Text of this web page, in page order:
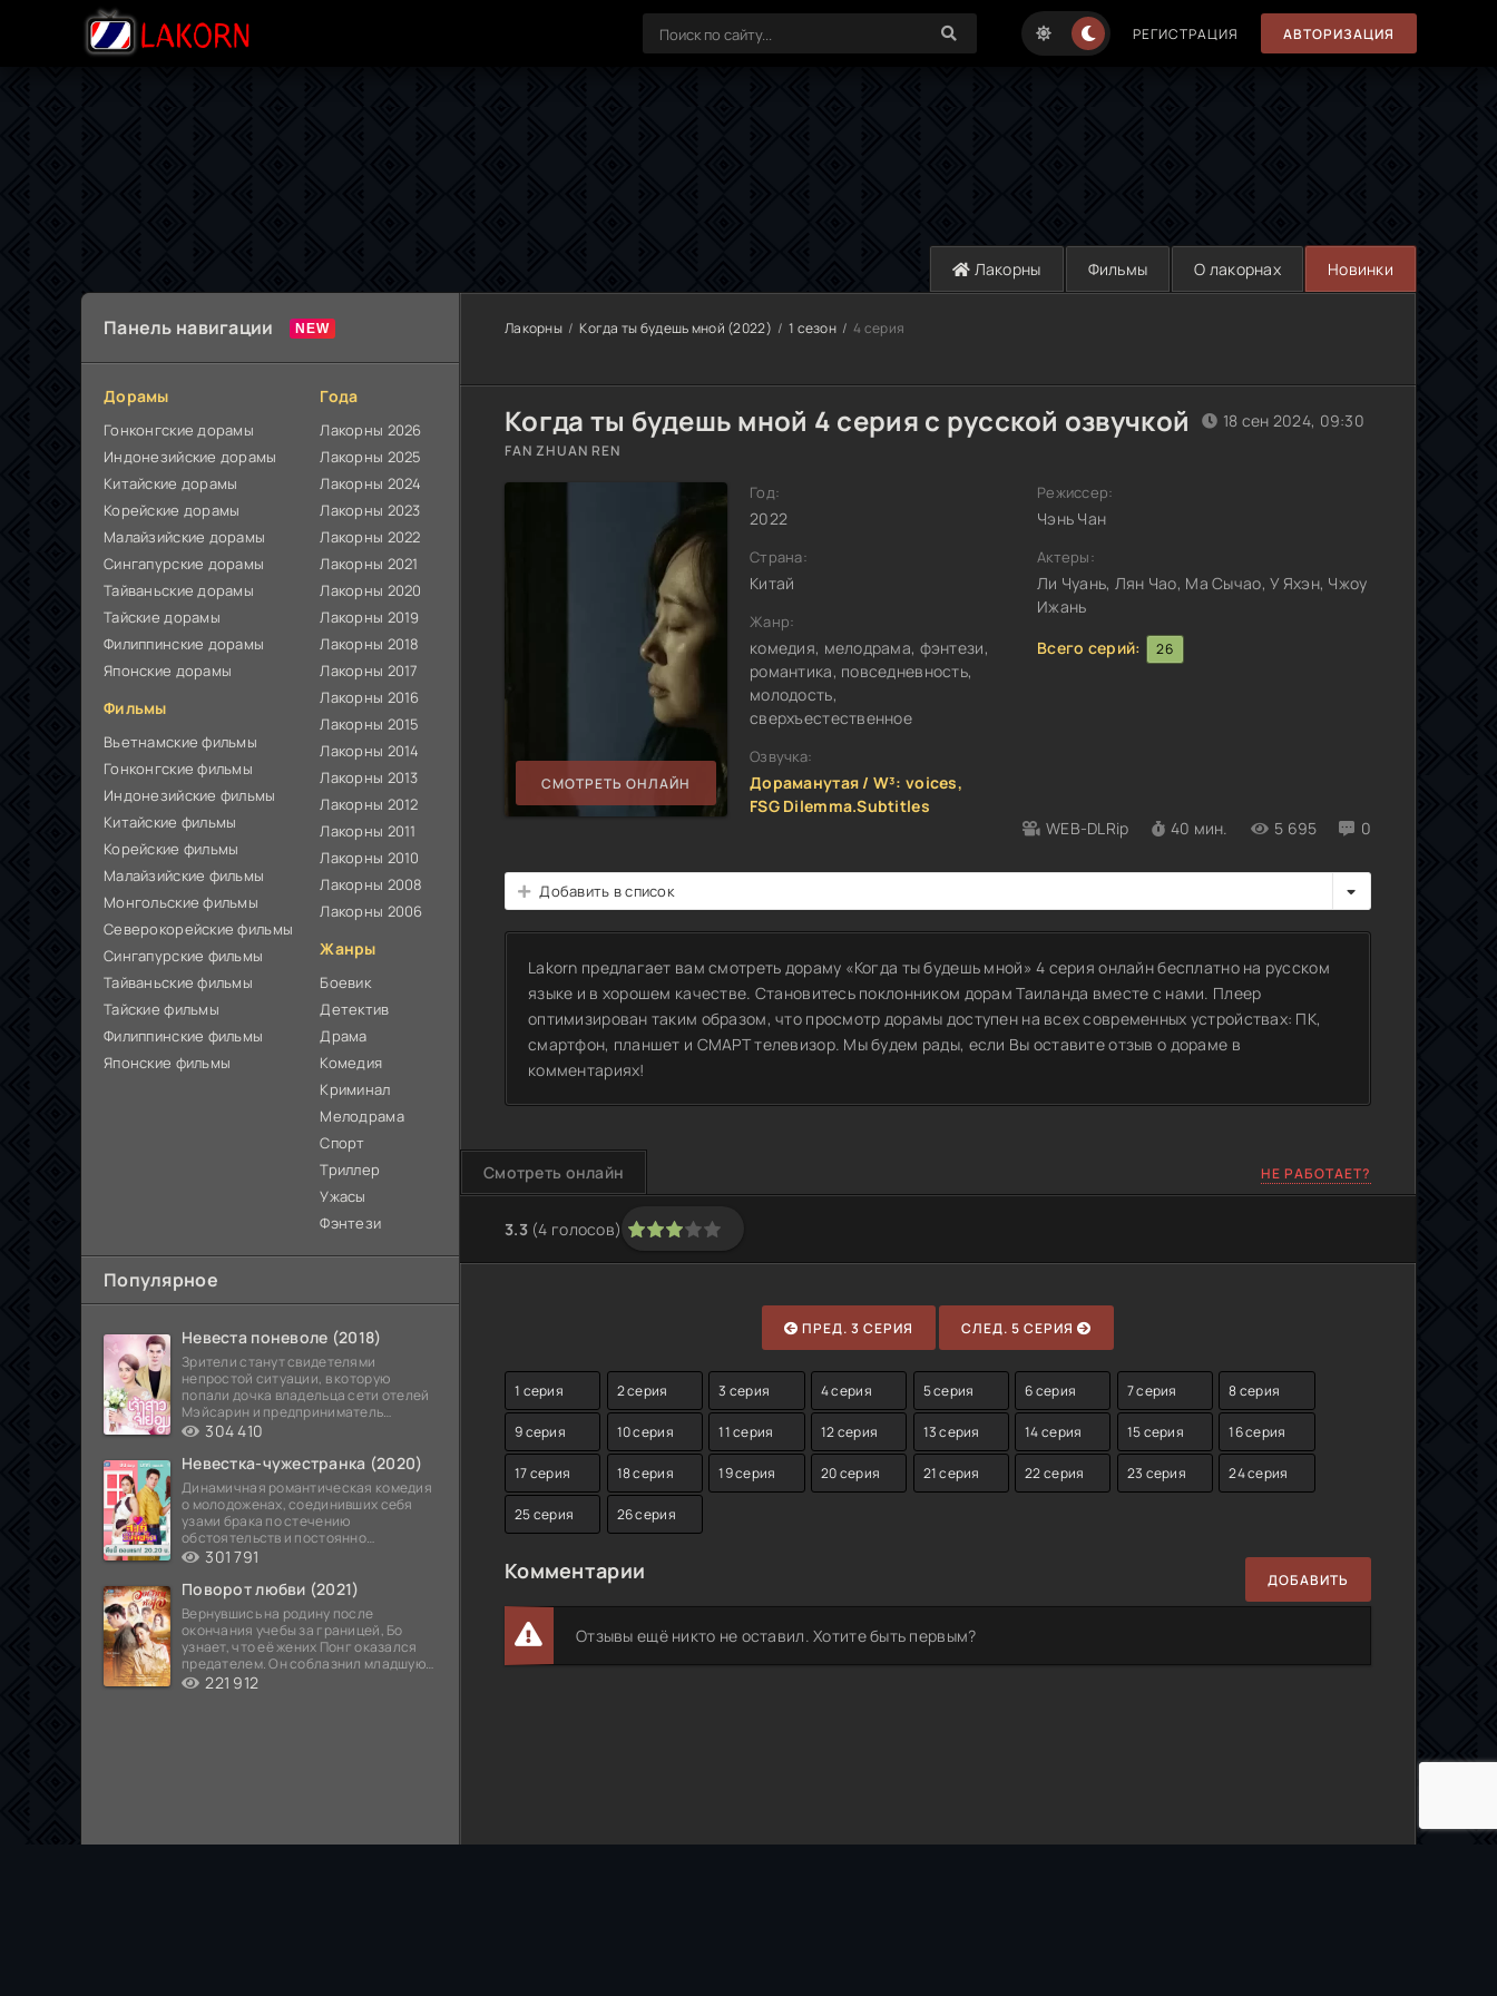
РЕГИСТРАЦИЯ АВТОРИЗАЦИЯ
Лакорны Фильмы О лакорнах Новинки
Панель навигации
Дорамы
Гонконгские дорамы
Индонезийские дорамы
Китайские дорамы
Корейские дорамы
Малайзийские дорамы
Сингапурские дорамы
Тайваньские дорамы
Тайские дорамы
Филиппинские дорамы
Японские дорамы
Фильмы
Вьетнамские фильмы
Гонконгские фильмы
Индонезийские фильмы
Китайские фильмы
Корейские фильмы
Малайзийские фильмы
Монгольские фильмы
Северокорейские фильмы
Сингапурские фильмы
Тайваньские фильмы
Тайские фильмы
Филиппинские фильмы
Японские фильмы
Года
Лакорны 2026
Лакорны 2025
Лакорны 2024
Лакорны 2023
Лакорны 2022
Лакорны 2021
Лакорны 2020
Лакорны 2019
Лакорны 2018
Лакорны 2017
Лакорны 2016
Лакорны 2015
Лакорны 2014
Лакорны 2013
Лакорны 2012
Лакорны 2011
Лакорны 2010
Лакорны 2008
Лакорны 2006
Жанры
Боевик
Детектив
Драма
Комедия
Криминал
Мелодрама
Спорт
Триллер
Ужасы
Фэнтези
Популярное
Невеста поневоле (2018)
Зрители станут свидетелями
непростой ситуации, в которую
попали дочка владельца сети отелей
Мэйсарин и предприниматель
Кетдэн. Обоих главных героев
304 410
Невестка-чужестранка (2020)
Динамичная романтическая комедия
о молодоженах, соединивших себя
узами брака по стечению
обстоятельств и постоянно
попадающих в курьезные ситуации...
301 791
Поворот любви (2021)
Вернувшись на родину после
окончания учебы за границей, Бо
узнает, что её жених Понг оказался
предателем. Он соблазнил младшую
сестру хозяина
221 912
Лакорны Когда ты будешь мной (2022) 1 сезон 4 серия
Когда ты будешь мной 4 серия с русской озвучкой
FAN ZHUAN REN
СМОТРЕТЬ ОНЛАЙН
Год:
2022
Страна:
Китай
Жанр:
комедия, мелодрама, фэнтези,
романтика, повседневность,
молодость,
сверхъестественное
Озвучка:
Дораманутая / W³: voices,
FSG Dilemma.Subtitles
WEB-DLRip
40 мин. 5 695 0
18 сен 2024, 09:30
Режиссер:
Чэнь Чан
Актеры:
Ли Чуань, Лян Чао, Ма Сычао, У Яхэн, Чжоу
Ижань
Всего серий:
26
Добавить в список
Lakorn предлагает вам смотреть дораму «Когда ты будешь мной» 4 серия онлайн бесплатно на русском
языке и в хорошем качестве. Становитесь поклонником дорам Таиланда вместе с нами. Плеер
оптимизирован таким образом, что просмотр дорамы доступен на всех современных устройствах: ПК,
смартфон, планшет и СМАРТ телевизор. Мы будем рады, если Вы оставите отзыв о дораме в
комментариях!
Смотреть онлайн НЕ РАБОТАЕТ?
3.3(4 голосов)
1 2 3 4 5
ПРЕД. 3 СЕРИЯ СЛЕД. 5 СЕРИЯ
1 серия 2 серия 3 серия 4 серия 5 серия 6 серия 7 серия 8 серия
9 серия 10 серия 11 серия 12 серия 13 серия 14 серия 15 серия 16 серия
17 серия 18 серия 19 серия 20 серия 21 серия 22 серия 23 серия 24 серия
25 серия 26 серия
Комментарии ДОБАВИТЬ
Отзывы ещё никто не оставил. Хотите быть первым?